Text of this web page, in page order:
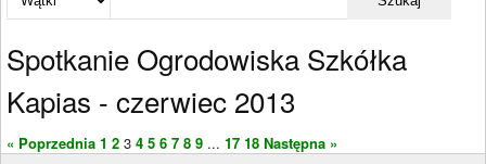
Spotkanie Ogrodowiska Szkółka
Kapias - czerwiec 2013
« Poprzednia 1 2 3 4 5 6 7 8 9 ... 17 18 Następna »